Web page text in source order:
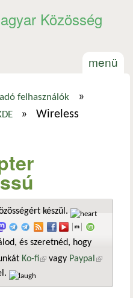
Közösség
menü
felhasználók »
»
Wireless
készül.
és szeretnéd, hogy
Ko-fi(külső hivatkozás)
vagy Paypal